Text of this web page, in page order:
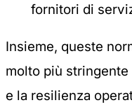
fornitori di
Insieme, queste
molto più
e la resilienza